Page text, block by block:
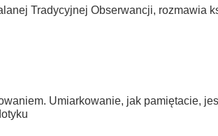
Tradycyjnej Obserwancji, rozmawia
Umiarkowanie, jak pamiętacie,